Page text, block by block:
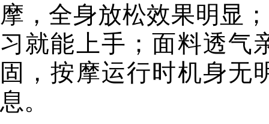
摩，全身放松效果明显
习就能上手；面料透气
固，按摩运行时机身无
息。